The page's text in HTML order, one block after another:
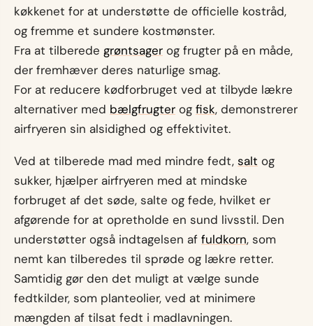
køkkenet for at understøtte de officielle kostråd,
og fremme et sundere kostmønster.
Fra at tilberede grøntsager og frugter på en måde,
der fremhæver deres naturlige smag.
For at reducere kødforbruget ved at tilbyde lækre
alternativer med bælgfrugter og fisk, demonstrerer
airfryeren sin alsidighed og effektivitet.
Ved at tilberede mad med mindre fedt, salt og
sukker, hjælper airfryeren med at mindske
forbruget af det søde, salte og fede, hvilket er
afgørende for at opretholde en sund livsstil. Den
understøtter også indtagelsen af fuldkorn, som
nemt kan tilberedes til sprøde og lækre retter.
Samtidig gør den det muligt at vælge sunde
fedtkilder, som planteolier, ved at minimere
mængden af tilsat fedt i madlavningen.